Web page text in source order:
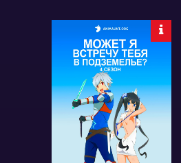
46852
157 102